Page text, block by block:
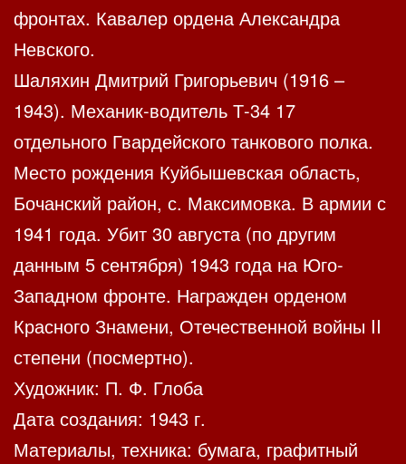
фронтах. Кавалер ордена Александра
Невского.
Шаляхин Дмитрий Григорьевич (1916 –
1943). Механик-водитель Т-34 17
отдельного Гвардейского танкового полка.
Место рождения Куйбышевская область,
Бочанский район, с. Максимовка. В армии с
1941 года. Убит 30 августа (по другим
данным 5 сентября) 1943 года на Юго-
Западном фронте. Награжден орденом
Красного Знамени, Отечественной войны II
степени (посмертно).
Художник: П. Ф. Глоба
Дата создания: 1943 г.
Материалы, техника: бумага, графитный